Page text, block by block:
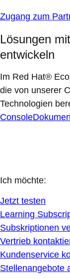
Zugang zum
Lösungen
entwickeln
Im Red Hat®
die von unserer
Technologien
Console
Ich möchte:
Jetzt testen
Learning
Subskriptionen
Vertrieb
Kundenservice
Stellenangebote